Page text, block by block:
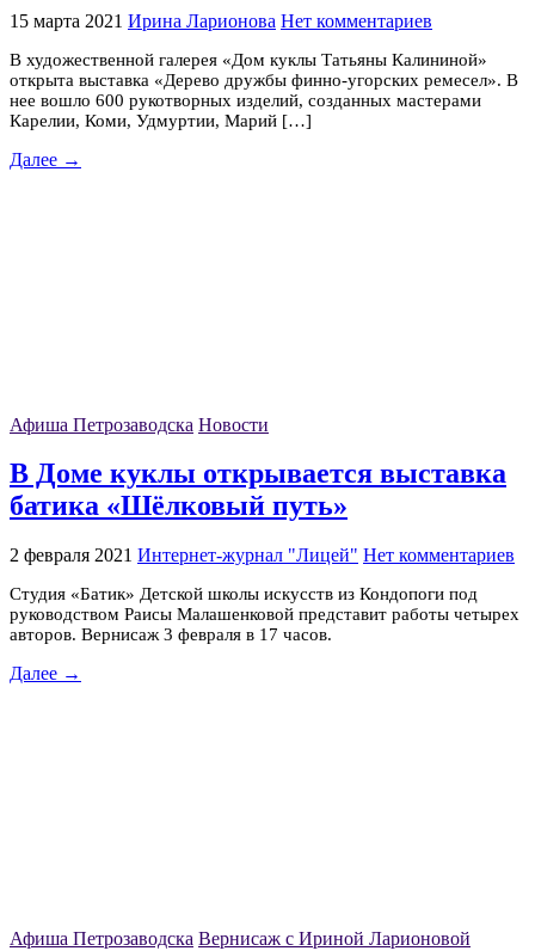
15 марта 2021 Ирина Ларионова Нет комментариев
В художественной галерея «Дом куклы Татьяны Калининой»
открыта выставка «Дерево дружбы финно-угорских ремесел». В
нее вошло 600 рукотворных изделий, созданных мастерами
Карелии, Коми, Удмуртии, Марий […]
Далее →
Афиша Петрозаводска Новости
В Доме куклы открывается выставка
батика «Шёлковый путь»
2 февраля 2021 Интернет-журнал "Лицей" Нет комментариев
Студия «Батик» Детской школы искусств из Кондопоги под
руководством Раисы Малашенковой представит работы четырех
авторов. Вернисаж 3 февраля в 17 часов.
Далее →
Афиша Петрозаводска Вернисаж с Ириной Ларионовой